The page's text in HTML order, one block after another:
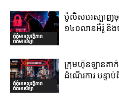
ព័ត៌មានសុវត្ថិភាព
ព័ត៌មានវិទ្យា
ប៉ូលិសអេស្បាញចុ
១៤០លានអឺរ៉ូ និង
ព័ត៌មានសុវត្ថិភាព
ព័ត៌មានវិទ្យា
ក្រុមហ៊ុនឡានតា
ដំណើរការ បន្ទា